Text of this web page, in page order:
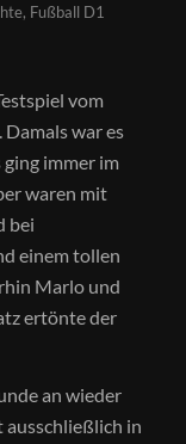
, Fußball D1
vom
war es
immer im
waren mit
bei
einem tollen
Marlo und
ertönte der
an wieder
ausschließlich in